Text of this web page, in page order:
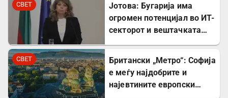
СВЕТ
Јотова: Бугарија има
огромен потенцијал во ИТ-
секторот и вештачката
СВЕТ
Британски „Метро“: Софија
е меѓу најдобрите и
најевтините европски